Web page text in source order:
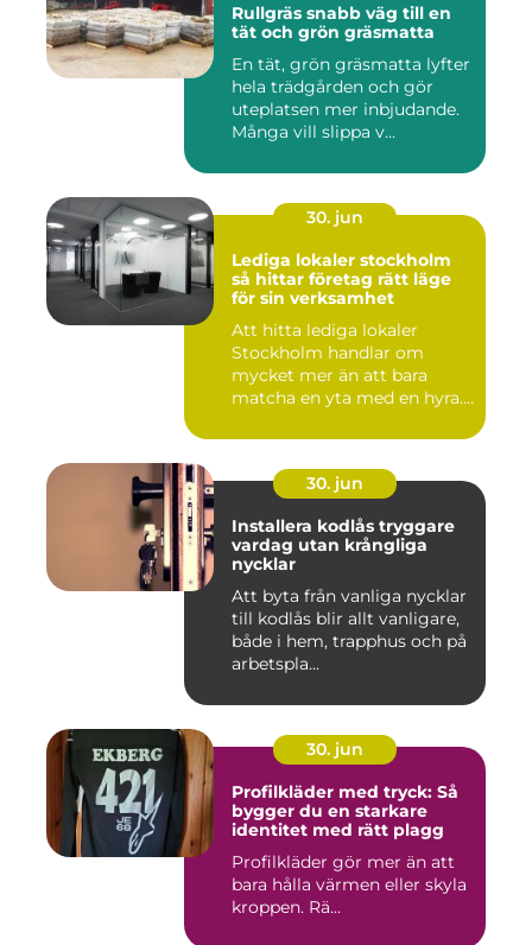
Rullgräs snabb väg till en
tät och grön gräsmatta
En tät, grön gräsmatta lyfter
hela trädgården och gör
uteplatsen mer inbjudande.
Många vill slippa v...
30. jun
Lediga lokaler stockholm
så hittar företag rätt läge
för sin verksamhet
Att hitta lediga lokaler
Stockholm handlar om
mycket mer än att bara
matcha en yta med en hyra.
30. jun
Installera kodlås tryggare
vardag utan krångliga
nycklar
Att byta från vanliga nycklar
till kodlås blir allt vanligare,
både i hem, trapphus och på
arbetspla...
30. jun
Profilkläder med tryck: Så
bygger du en starkare
identitet med rätt plagg
Profilkläder gör mer än att
bara hålla värmen eller skyla
kroppen. Rä...